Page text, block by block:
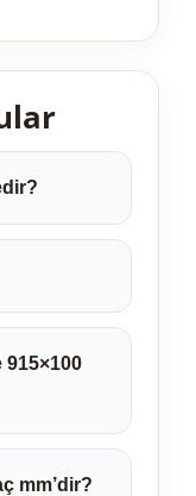
915×100
mm’dir?